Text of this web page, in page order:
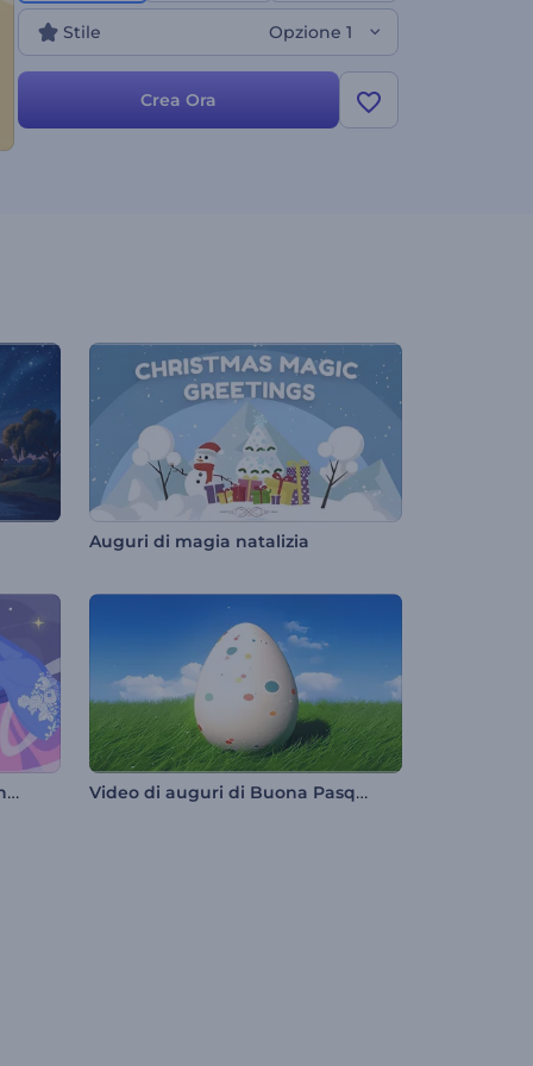
musicale. Perfetto per video di auguri, inviti per le
festività, introduzioni festive per presentazioni e
molto altro. Create ora e scoprite la magia delle
animazioni di Nuzul Al-Quran!
Stile Opzione 1
Crea Ora
Auguri di magia natalizia
Animazione di auguri per Tanabata Video di auguri di Buona Pasqua